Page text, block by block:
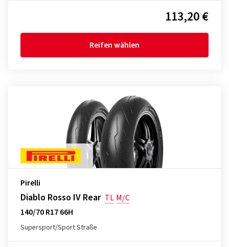
113,20 €
Reifen wählen
Pirelli
Diablo Rosso IV Rear TL M/C
140/70 R17 66H
Supersport/Sport Straße